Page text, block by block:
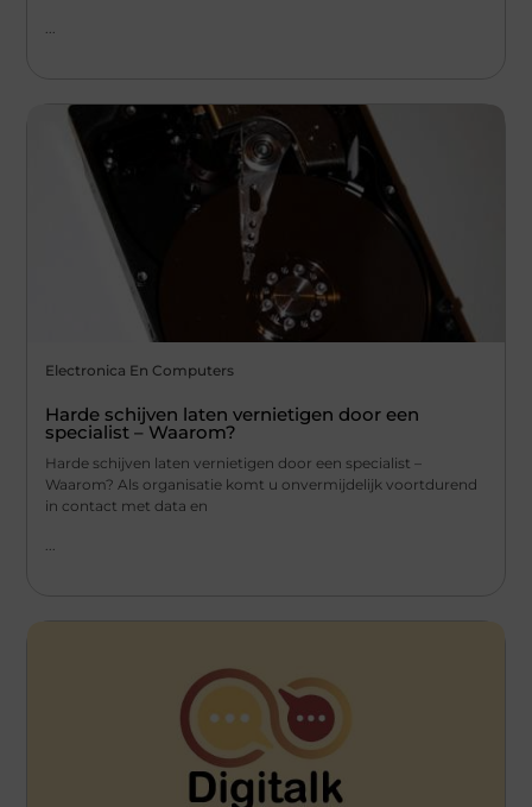
...
Electronica En Computers
Harde schijven laten vernietigen door een
specialist – Waarom?
Harde schijven laten vernietigen door een specialist –
Waarom? Als organisatie komt u onvermijdelijk voortdurend
in contact met data en